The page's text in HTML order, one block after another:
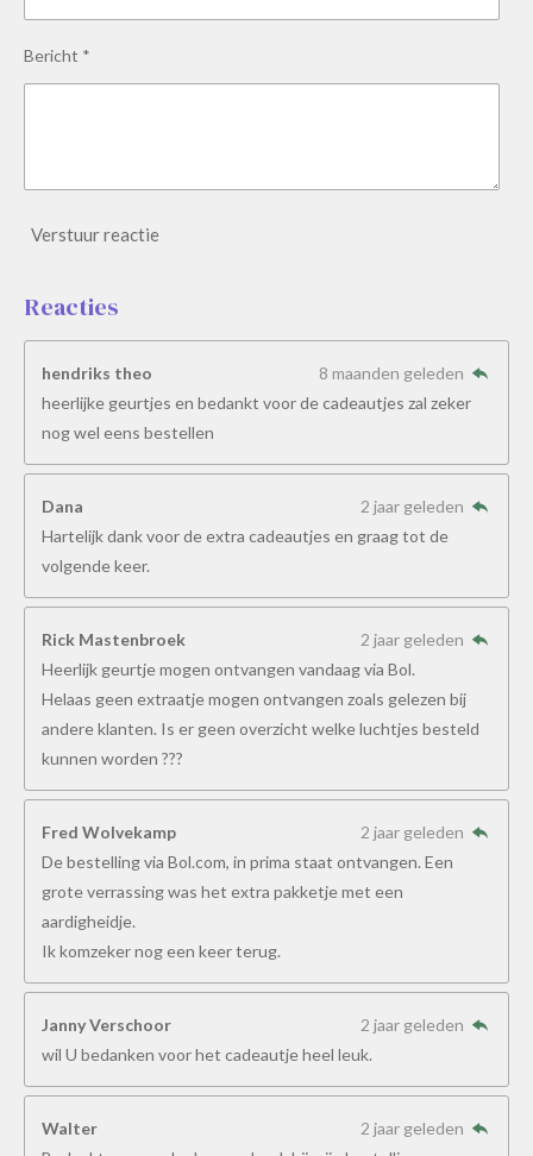
Bericht *
Verstuur reactie
Reacties
hendriks theo
8 maanden geleden
heerlijke geurtjes en bedankt voor de cadeautjes zal zeker
nog wel eens bestellen
Dana
2 jaar geleden
Hartelijk dank voor de extra cadeautjes en graag tot de
volgende keer.
Rick Mastenbroek
2 jaar geleden
Heerlijk geurtje mogen ontvangen vandaag via Bol.
Helaas geen extraatje mogen ontvangen zoals gelezen bij
andere klanten. Is er geen overzicht welke luchtjes besteld
kunnen worden ???
Fred Wolvekamp
2 jaar geleden
De bestelling via Bol.com, in prima staat ontvangen. Een
grote verrassing was het extra pakketje met een
aardigheidje.
Ik komzeker nog een keer terug.
Janny Verschoor
2 jaar geleden
wil U bedanken voor het cadeautje heel leuk.
Walter
2 jaar geleden